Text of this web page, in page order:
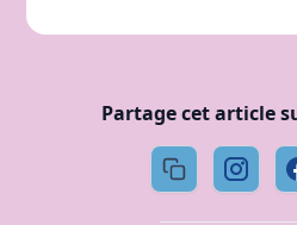
Partage cet article